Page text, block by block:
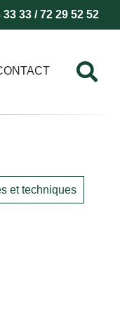
33 / 72 29 52 52
et techniques